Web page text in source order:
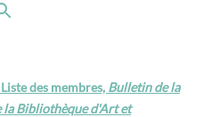
des membres, Bulletin de la
la Bibliothèque d'Art et